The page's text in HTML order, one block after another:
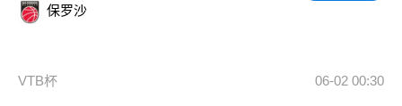
保罗沙
VTB杯 06-02 00:30